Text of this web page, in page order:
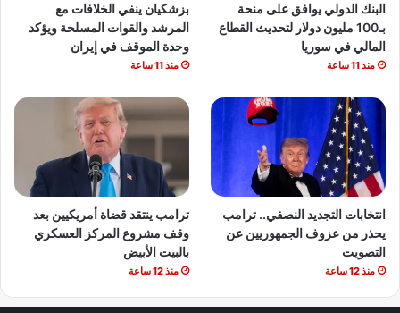
البنك الدولي يوافق على منحة
بـ100 مليون دولار لتحديث القطاع
المالي في سوريا
منذ 11 ساعة
بزشكيان ينفي الخلافات مع
المرشد والقوات المسلحة ويؤكد
وحدة الموقف في إيران
منذ 11 ساعة
انتخابات التجديد النصفي.. ترامب
يحذر من عزوف الجمهوريين عن
التصويت
منذ 12 ساعة
ترامب ينتقد قضاة أمريكيين بعد
وقف مشروع المركز العسكري
بالبيت الأبيض
منذ 12 ساعة